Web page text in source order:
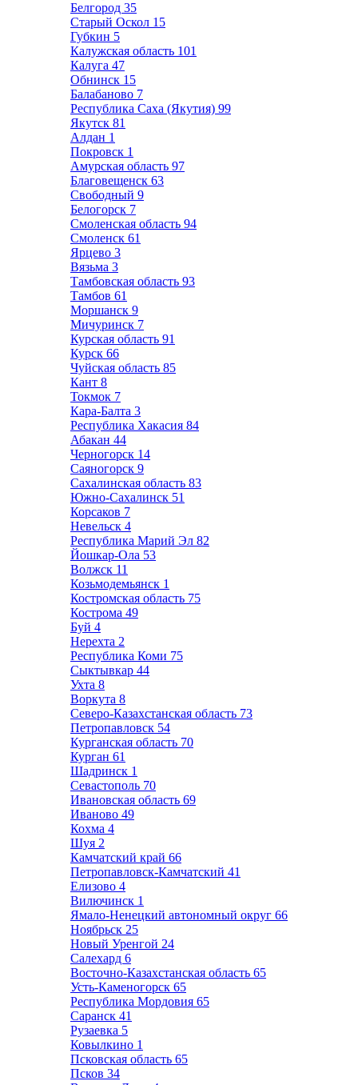
Белгород 35
Старый Оскол 15
Губкин 5
Калужская область 101
Калуга 47
Обнинск 15
Балабаново 7
Республика Саха (Якутия) 99
Якутск 81
Алдан 1
Покровск 1
Амурская область 97
Благовещенск 63
Свободный 9
Белогорск 7
Смоленская область 94
Смоленск 61
Ярцево 3
Вязьма 3
Тамбовская область 93
Тамбов 61
Моршанск 9
Мичуринск 7
Курская область 91
Курск 66
Чуйская область 85
Кант 8
Токмок 7
Кара-Балта 3
Республика Хакасия 84
Абакан 44
Черногорск 14
Саяногорск 9
Сахалинская область 83
Южно-Сахалинск 51
Корсаков 7
Невельск 4
Республика Марий Эл 82
Йошкар-Ола 53
Волжск 11
Козьмодемьянск 1
Костромская область 75
Кострома 49
Буй 4
Нерехта 2
Республика Коми 75
Сыктывкар 44
Ухта 8
Воркута 8
Северо-Казахстанская область 73
Петропавловск 54
Курганская область 70
Курган 61
Шадринск 1
Севастополь 70
Ивановская область 69
Иваново 49
Кохма 4
Шуя 2
Камчатский край 66
Петропавловск-Камчатский 41
Елизово 4
Вилючинск 1
Ямало-Ненецкий автономный округ 66
Ноябрьск 25
Новый Уренгой 24
Салехард 6
Восточно-Казахстанская область 65
Усть-Каменогорск 65
Республика Мордовия 65
Саранск 41
Рузаевка 5
Ковылкино 1
Псковская область 65
Псков 34